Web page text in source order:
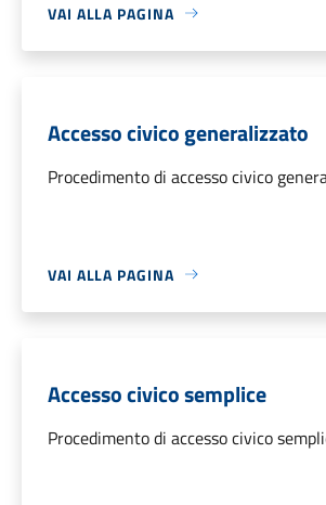
VAI ALLA PAGINA
Accesso civico generalizzato
Procedimento di accesso civico
VAI ALLA PAGINA
Accesso civico semplice
Procedimento di accesso civico